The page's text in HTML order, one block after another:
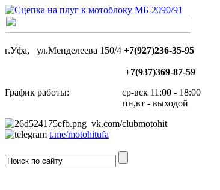
г.Уфа, ул.Менделеева 150/4 +7(927)236-35-95
+7(937)369-87-59
График работы: ср-вск 11:00 - 18:00
пн,вт - выходой
vk.com/clubmotohit
t.me/motohitufa